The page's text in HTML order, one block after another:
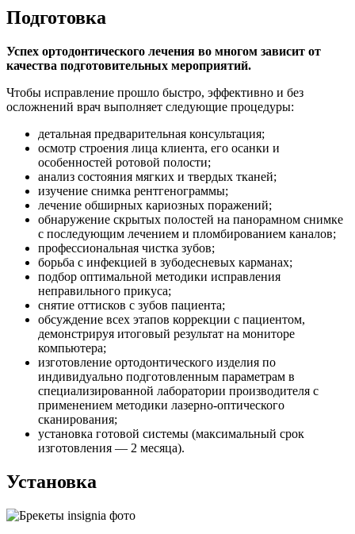
Подготовка
Успех ортодонтического лечения во многом зависит от
качества подготовительных мероприятий.
Чтобы исправление прошло быстро, эффективно и без
осложнений врач выполняет следующие процедуры:
детальная предварительная консультация;
осмотр строения лица клиента, его осанки и
особенностей ротовой полости;
анализ состояния мягких и твердых тканей;
изучение снимка рентгенограммы;
лечение обширных кариозных поражений;
обнаружение скрытых полостей на панорамном снимке
с последующим лечением и пломбированием каналов;
профессиональная чистка зубов;
борьба с инфекцией в зубодесневых карманах;
подбор оптимальной методики исправления
неправильного прикуса;
снятие оттисков с зубов пациента;
обсуждение всех этапов коррекции с пациентом,
демонстрируя итоговый результат на мониторе
компьютера;
изготовление ортодонтического изделия по
индивидуально подготовленным параметрам в
специализированной лаборатории производителя с
применением методики лазерно-оптического
сканирования;
установка готовой системы (максимальный срок
изготовления — 2 месяца).
Установка